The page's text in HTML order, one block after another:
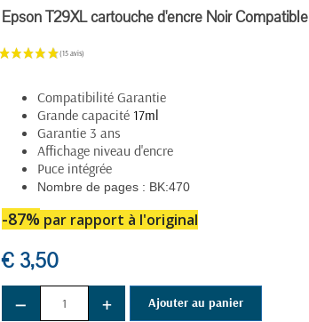
Epson T29XL cartouche d'encre Noir Compatible
Compatibilité Garantie
Grande capacité 17ml
Garantie 3 ans
Affichage niveau d'encre
Puce intégrée
Nombre de pages : BK:470
-87% par rapport à l'original
€ 3,50
− + Ajouter au panier